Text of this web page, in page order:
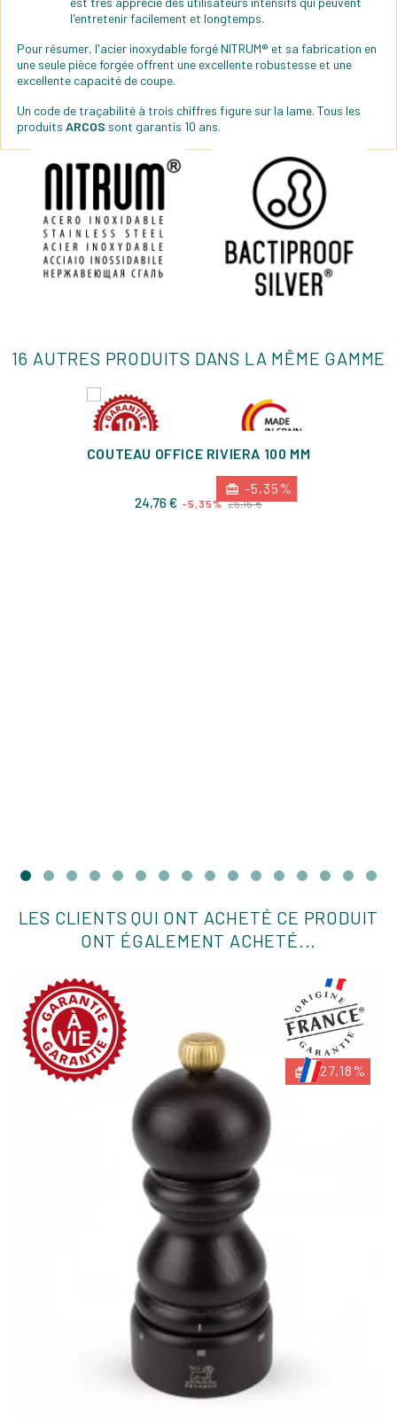
l'entretenir facilement et longtemps.
Pour résumer, l'acier inoxydable forgé NITRUM® et sa fabrication en
une seule pièce forgée offrent une excellente robustesse et une
excellente capacité de coupe.
Un code de traçabilité à trois chiffres figure sur la lame. Tous les
produits ARCOS sont garantis 10 ans.
16 AUTRES PRODUITS DANS LA MÊME GAMME
-5,35%
COUTEAU OFFICE RIVIERA 100 MM
24,76 € Prix
-5,35% 26,16 €Prix
LES CLIENTS QUI ONT ACHETÉ CE PRODUIT
ONT ÉGALEMENT ACHETÉ...
-27,18%